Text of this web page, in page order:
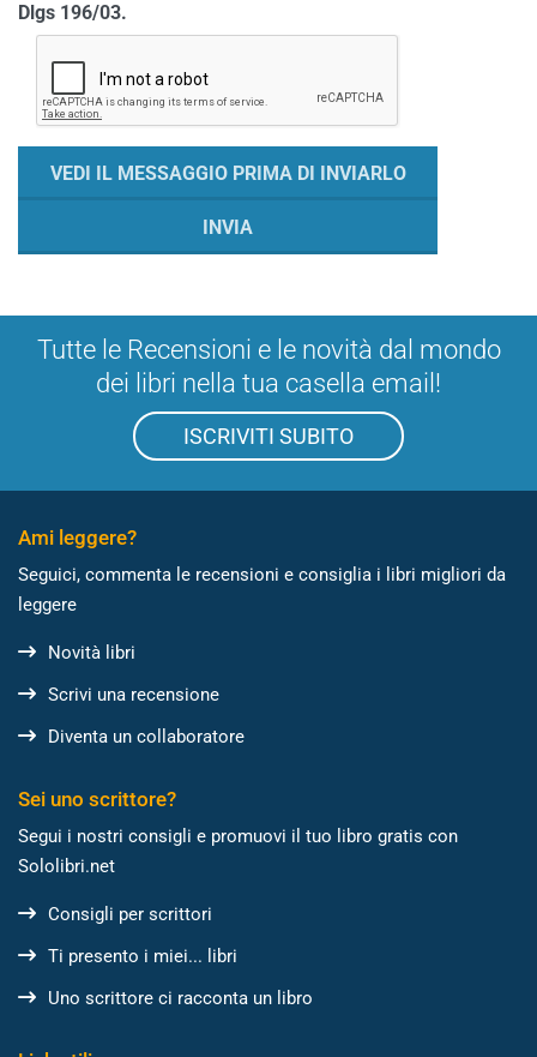
Dlgs 196/03.
Tutte le Recensioni e le novità dal mondo
dei libri nella tua casella email!
ISCRIVITI SUBITO
Ami leggere?
Seguici, commenta le recensioni e consiglia i libri migliori da
leggere
Novità libri
Scrivi una recensione
Diventa un collaboratore
Sei uno scrittore?
Segui i nostri consigli e promuovi il tuo libro gratis con
Sololibri.net
Consigli per scrittori
Ti presento i miei... libri
Uno scrittore ci racconta un libro